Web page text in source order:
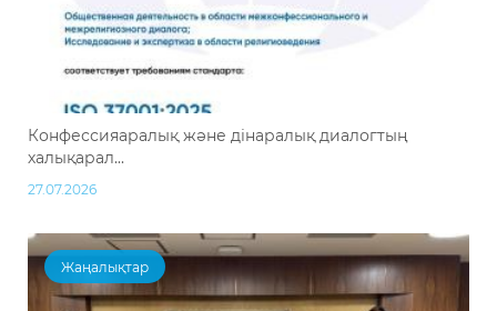
Конфессияаралық және дінаралық диалогтың
халықарал...
27.07.2026
Жаңалықтар